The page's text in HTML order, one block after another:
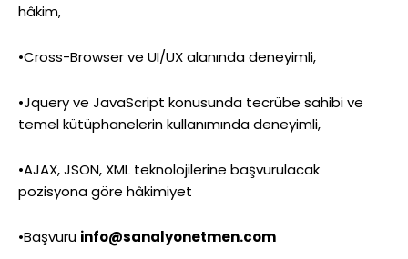
hâkim,
•Cross-Browser ve UI/UX alanında deneyimli,
•Jquery ve JavaScript konusunda tecrübe sahibi ve
temel kütüphanelerin kullanımında deneyimli,
•AJAX, JSON, XML teknolojilerine başvurulacak
pozisyona göre hâkimiyet
•Başvuru info@sanalyonetmen.com